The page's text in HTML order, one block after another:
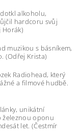
alkoholu,
hardcoru svůj
Horák)
muzikou s básníkem,
(Odřej Krista)
Radiohead, který
a filmové hudbě.
unikátní
železnou oponu
let. (Čestmír